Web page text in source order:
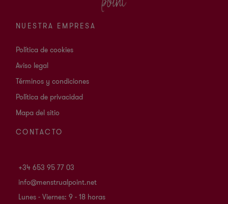
NUESTRA EMPRESA
Política de cookies
Aviso legal
Términos y condiciones
Política de privacidad
Mapa del sitio
CONTACTO
+34 653 95 77 03
info@menstrualpoint.net
Lunes - Viernes: 9 - 18 horas